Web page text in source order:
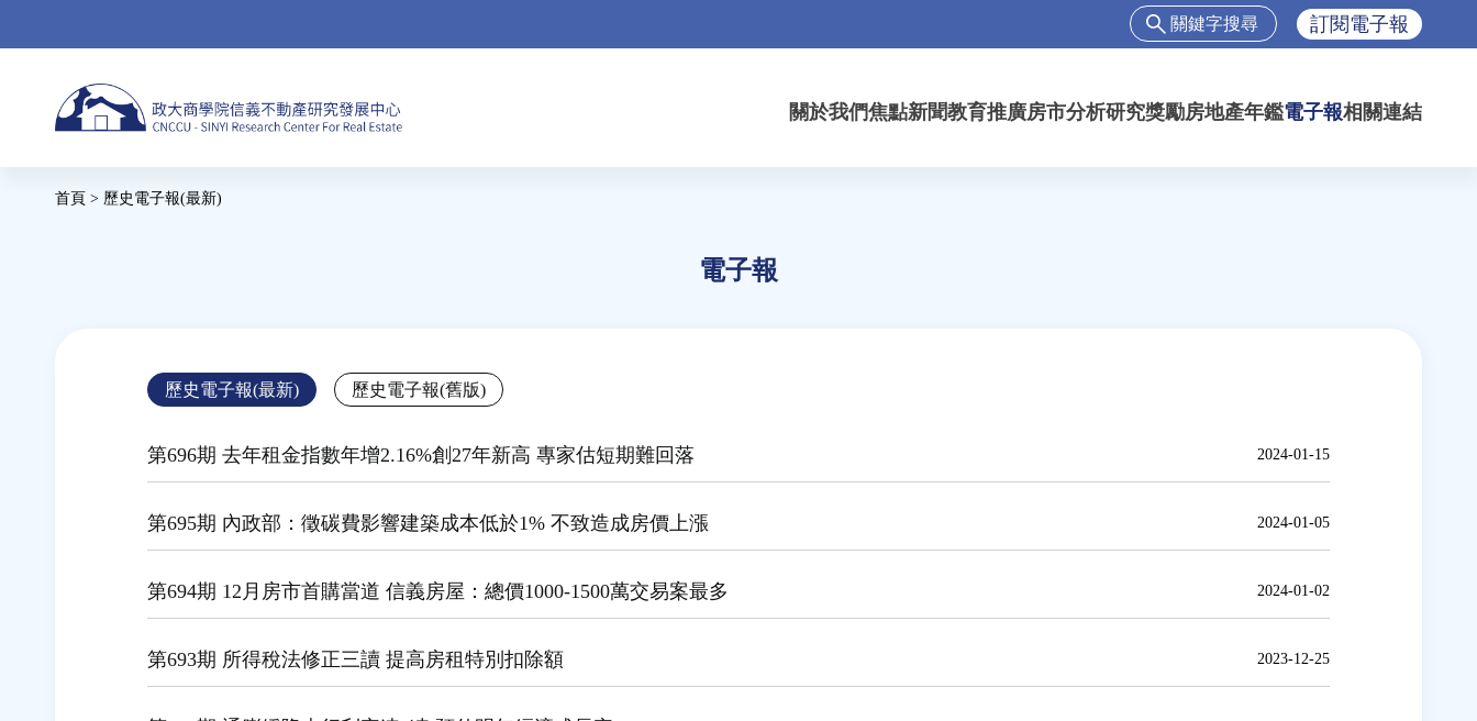
搜
表
單
搜
尋
訂閱電子報
關於我們焦點新聞教育推廣房市分析研究獎勵房地產年鑑電子報相關連結
首頁 > 歷史電子報(最新)
電子報
Back
to
歷史電子報(最新) 歷史電子報(舊版)
第696期 去年租金指數年增2.16%創27年新高 專家估短期難回落 2024-01-15
第695期 內政部：徵碳費影響建築成本低於1% 不致造成房價上漲 2024-01-05
第694期 12月房市首購當道 信義房屋：總價1000-1500萬交易案最多 2024-01-02
第693期 所得稅法修正三讀 提高房租特別扣除額 2023-12-25
to